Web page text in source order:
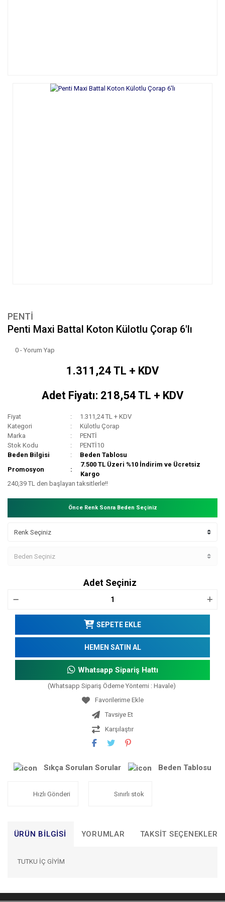
PENTİ
Penti Maxi Battal Koton Külotlu Çorap 6'lı
0 - Yorum Yap
1.311,24 TL + KDV
Adet Fiyatı: 218,54 TL + KDV
Fiyat
1.311,24 TL + KDV
Kategori
Külotlu Çorap
Marka
PENTİ
Stok Kodu
PENTİ10
Beden Bilgisi
Beden Tablosu
Promosyon
7.500 TL Üzeri %10 İndirim ve Ücretsiz
Kargo
240,39 TL den başlayan taksitlerle!!
Önce Renk Sonra Beden Seçiniz
Adet Seçiniz
SEPETE EKLE
HEMEN SATIN AL
Whatsapp Sipariş Hattı
(Whatsapp Sipariş Ödeme Yöntemi : Havale)
Tavsiye Et
Karşılaştır
Sıkça Sorulan Sorular Beden Tablosu
Hızlı Gönderi Sınırlı stok
ÜRÜN BILGISI YORUMLAR TAKSIT SEÇENEKLERI
TUTKU İÇ GİYİM
Bu ürünün fiyat bilgisi, resim, ürün açıklamalarında ve diğer